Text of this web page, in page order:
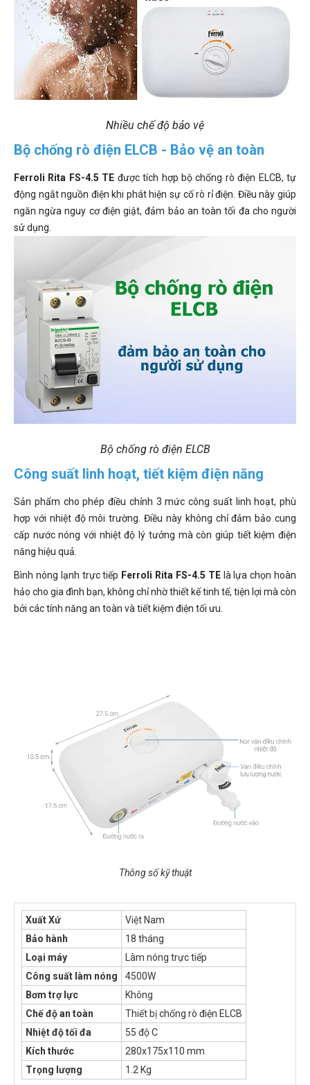
Nhiều chế độ bảo vệ
Bộ chống rò điện ELCB - Bảo vệ an toàn
Ferroli Rita FS-4.5 TE được tích hợp bộ chống rò điện ELCB, tự
động ngắt nguồn điện khi phát hiện sự cố rò rỉ điện. Điều này giúp
ngăn ngừa nguy cơ điện giật, đảm bảo an toàn tối đa cho người
sử dụng.
Bộ chống rò điện ELCB
Công suất linh hoạt, tiết kiệm điện năng
Sản phẩm cho phép điều chỉnh 3 mức công suất linh hoạt, phù
hợp với nhiệt độ môi trường. Điều này không chỉ đảm bảo cung
cấp nước nóng với nhiệt độ lý tưởng mà còn giúp tiết kiệm điện
năng hiệu quả.
Bình nóng lạnh trực tiếp Ferroli Rita FS-4.5 TElà lựa chọn hoàn
hảo cho gia đình bạn, không chỉ nhờ thiết kế tinh tế, tiện lợi mà còn
bởi các tính năng an toàn và tiết kiệm điện tối ưu.
Thông số kỹ thuật
Xuất Xứ
Việt Nam
Bảo hành
18 tháng
Loại máy
Làm nóng trực tiếp
Công suất làm nóng
4500W
Bơm trợ lực
Không
Chế độ an toàn
Thiết bị chống rò điện ELCB
Nhiệt độ tối đa
55 độ C
Kích thước
280x175x110 mm
Trọng lượng
1.2 Kg